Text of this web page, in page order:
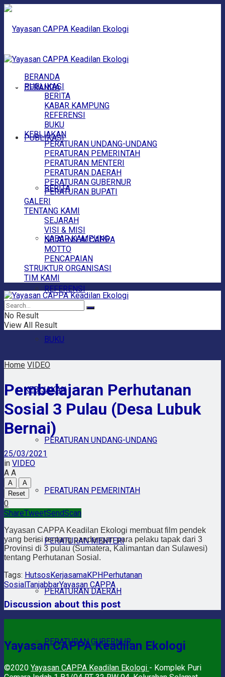
BERANDA
PUBLIKASI
BERITA
KABAR KAMPUNG
REFERENSI
BUKU
KEBIJAKAN
PERATURAN UNDANG-UNDANG
PERATURAN PEMERINTAH
PERATURAN MENTERI
PERATURAN DAERAH
PERATURAN GUBERNUR
BERANDA
PUBLIKASI
BERITA
KABAR KAMPUNG
REFERENSI
BUKU
KEBIJAKAN
PERATURAN UNDANG-UNDANG
PERATURAN PEMERINTAH
PERATURAN MENTERI
PERATURAN DAERAH
PERATURAN GUBERNUR
PERATURAN BUPATI
GALERI
TENTANG KAMI
SEJARAH
VISI & MISI
NILAI-NILAI CAPPA
MOTTO
PENCAPAIAN
STRUKTUR ORGANISASI
TIM KAMI
No Result
View All Result
Home VIDEO
Pembelajaran Perhutanan
Sosial 3 Pulau (Desa Lubuk
Bernai)
25/03/2021
in VIDEO
A A
A
A
Reset
0
ShareTweetSendScan
Yayasan CAPPA Keadilan Ekologi membuat film pendek
yang berisi tentang pandangan para pelaku tapak dari 3
Provinsi di 3 pulau (Sumatera, Kalimantan dan Sulawesi)
tentang Perhutanan Sosial.
Tags: HutsosKerjasamaKPHPerhutanan
SosialTanjabbarYayasan CAPPA
Discussion about this post
Yayasan CAPPA Keadilan Ekologi
©2020 Yayasan CAPPA Keadilan Ekologi - Komplek Puri